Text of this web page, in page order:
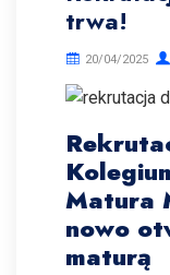
trwa!
20/04/2025
Matura
nowo
maturą